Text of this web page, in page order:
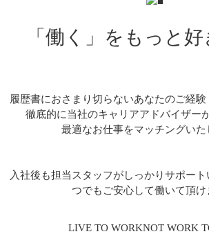
「働く」をもっと
履歴書におさまり切らないあなたのご経
徹底的に当社のキャリアアドバイザー
最適なお仕事をマッチングいた
入社後も担当スタッフがしっかりサポー
つでもご安心して働いて頂け
LIVE TO WORKNOT WORK